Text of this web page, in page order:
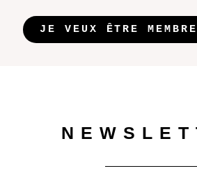
JE VEUX ÊTRE